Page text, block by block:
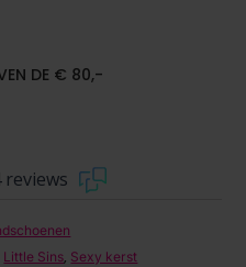
DE € 80,-
reviews
Little Sins, Sexy kerst